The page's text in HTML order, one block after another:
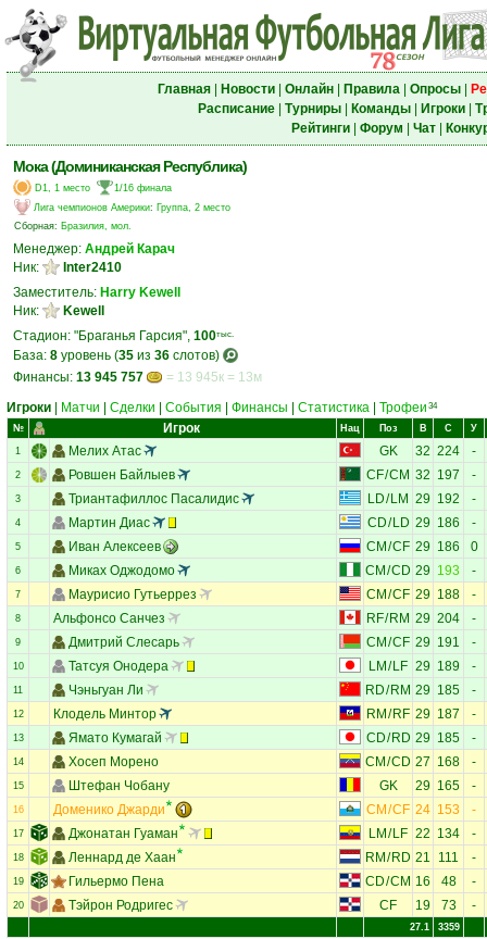
Главная| Новости| Онлайн| Правила| Опросы|
Расписание| Турниры| Команды| Игроки|
Рейтинги| Форум Чат|
Мока (Доминиканская Республика)
D1, 1 место
1/16 финала
Лига чемпионов Америки: Группа, 2 место
Сборная: Бразилия, мол.
Менеджер: Андрей Карач
Ник:
Inter2410
Заместитель: Harry Kewell
Ник:
Kewell
Стадион: "Браганья Гарсия", 100тыс.
База: 8 уровень (35 из 36 слотов)
Финансы: 13 945 757
= 13 945к = 13м
Игроки
Матчи Сделки События Финансы Статистика Трофеи 34
№ Игрок Нац Поз В С У
1 Мелих Атас GK 32 224 -
2 Ровшен Байлыев CF/CM 32 197 -
3 Триантафиллос Пасалидис LD/ LM 29 192 -
4 Мартин Диас CD/LD 29 186 -
5 Иван Алексеев CM /CF 29 186 0
6 Миках Оджодомо CM /CD 29 193 -
7 Маурисио Гутьеррез CM /CF 29 188 -
8 Альфонсо Санчез RF/ RM 29 204 -
9 Дмитрий Слесарь CM /CF 29 191 -
10 Татсуя Онодера LM / LF 29 189 -
11 Чэньгуан Ли RD/ RM 29 185 -
12 Клодель Минтор RM / RF 29 187 -
13 Ямато Кумагай CD/RD 29 185 -
14 Хосеп Морено CM /CD 27 168 -
15 Штефан Чобану GK 29 165 -
16 Доменико Джарди CM /CF 24 153 -
17 Джонатан Гуаман LM / LF 22 134 -
18 Леннард де Хаан RM / RD 21 111 -
19 Гильермо Пена CD/CM 16 48 -
20 Тэйрон Родригес CF 19 73 -
27.1 3359